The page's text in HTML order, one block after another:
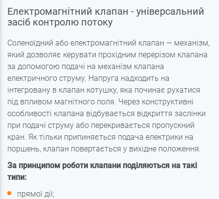
Електромагнітний клапан - універсальний
засіб контролю потоку
Соленоїдний або електромагнітний клапан — механізм,
який дозволяє керувати прохідним перерізом клапана
за допомогою подачі на механізм клапана
електричного струму. Напруга надходить на
інтегровану в клапан котушку, яка починає рухатися
під впливом магнітного поля. Через конструктивні
особливості клапана відбувається відкриття заслінки
при подачі струму або перекривається пропускний
кран. Як тільки припиняється подача електрики на
поршень, клапан повертається у вихідне положення.
За принципом роботи клапани поділяються на такі
типи:
прямої дії;